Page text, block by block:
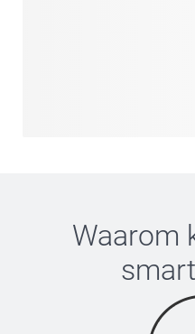
Waarom